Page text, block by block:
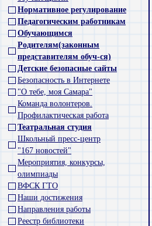
Нормативное регулирование
Педагогическим работникам
Обучающимся
Родителям(законным
представителям обуч-ся)
Детские безопасные сайты
Безопасность в Интернете
"О тебе, моя Самара"
Команда волонтеров.
Профилактическая работа
Театральная студия
Школьный пресс-центр
"167 новостей"
Мероприятия, конкурсы,
олимпиады
ВФСК ГТО
Наши достижения
Направления работы
Реестр библиотеки